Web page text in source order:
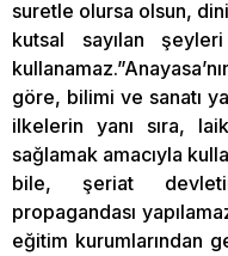
suretle olursa olsun,
kutsal sayılan
göre, bilimi ve sanatı
ilkelerin yanı sıra,
sağlamak amacıyla
bile, şeriat
propagandası
eğitim kurumlarından